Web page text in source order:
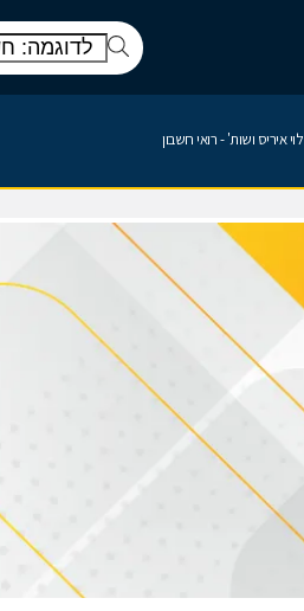
לוי איריס ושות' - רואי חשבון